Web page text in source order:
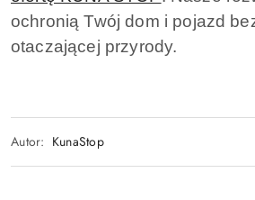
ochronią Twój dom i pojazd
otaczającej przyrody.
Autor: KunaStop